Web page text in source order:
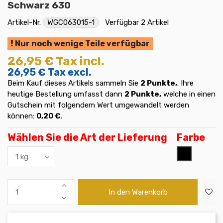
Schwarz 630
Artikel-Nr. WGC063015-1 Verfügbar 2 Artikel
Nur noch wenige Teile verfügbar
26,95 € Tax incl.
26,95 € Tax excl.
Beim Kauf dieses Artikels sammeln Sie 2 Punkte,. Ihre
heutige Bestellung umfasst dann 2 Punkte, welche in einen
Gutschein mit folgendem Wert umgewandelt werden
können: 0,20 €.
Wählen Sie die Art der Lieferung Farbe
In den Warenkorb